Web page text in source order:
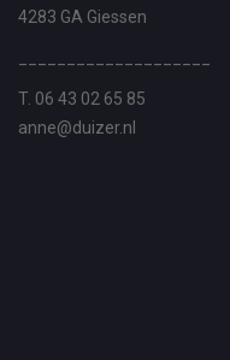
4283 GA Giessen
T. 06 43 02 65 85
anne@duizer.nl